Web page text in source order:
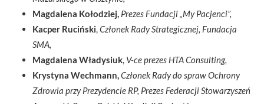
Magdalena Kołodziej, Prezes Fundacji „My Pacjenci”,
Kacper Ruciński Członek Rady Strategicznej, Fundacja
SMA,
Magdalena Władysiuk V-ce prezes HTA Consulting,
Krystyna Wechmann, Członek Rady do spraw Ochrony
Zdrowia przy Prezydencie RP, Prezes Federacji Stowarzyszeń